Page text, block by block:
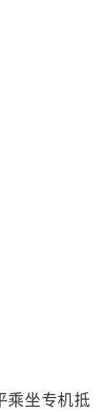
乘坐专机抵